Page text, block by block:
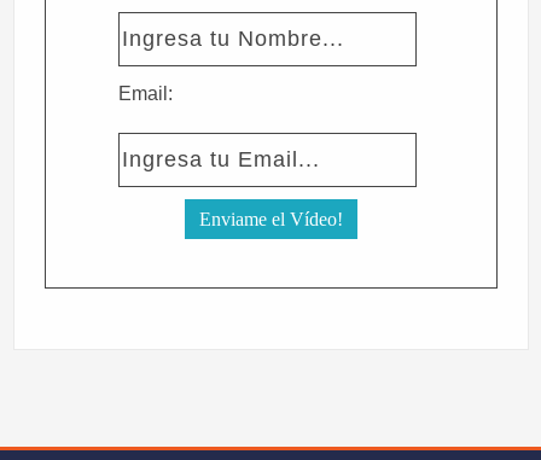
Email: